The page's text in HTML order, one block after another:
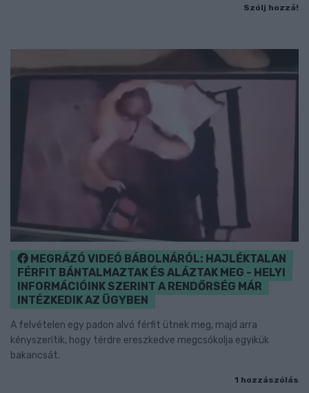
Szólj hozzá!
MEGRÁZÓ VIDEÓ BÁBOLNÁRÓL: HAJLÉKTALAN
FÉRFIT BÁNTALMAZTAK ÉS ALÁZTAK MEG - HELYI
INFORMÁCIÓINK SZERINT A RENDŐRSÉG MÁR
INTÉZKEDIK AZ ÜGYBEN
A felvételen egy padon alvó férfit ütnek meg, majd arra
kényszerítik, hogy térdre ereszkedve megcsókolja egyikük
bakancsát.
1 hozzászólás